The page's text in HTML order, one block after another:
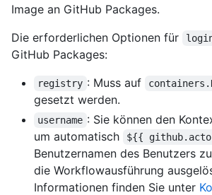
Image an GitHub Packages.
Die erforderlichen Optionen für
GitHub Packages:
registry : Muss auf
gesetzt werden.
username : Sie können den
um automatisch
${{
Benutzernamen des Benutzers
die Workflowausführung
Informationen finden Sie unter